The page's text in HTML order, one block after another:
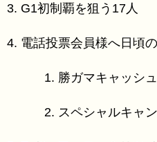
G1初制覇を狙う17人
電話投票会員様へ日頃
勝ガマキャッシ
スペシャルキャ